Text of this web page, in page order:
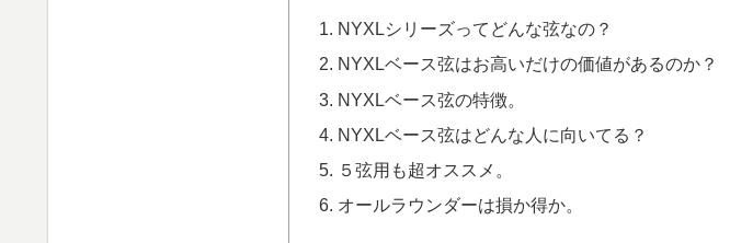
NYXLシリーズってどんな弦なの？
NYXLベース弦はお高いだけの価値があるのか？
NYXLベース弦の特徴。
NYXLベース弦はどんな人に向いてる？
５弦用も超オススメ。
オールラウンダーは損か得か。